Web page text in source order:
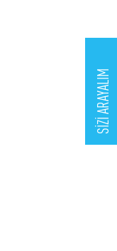
SİZİ ARAYALIM